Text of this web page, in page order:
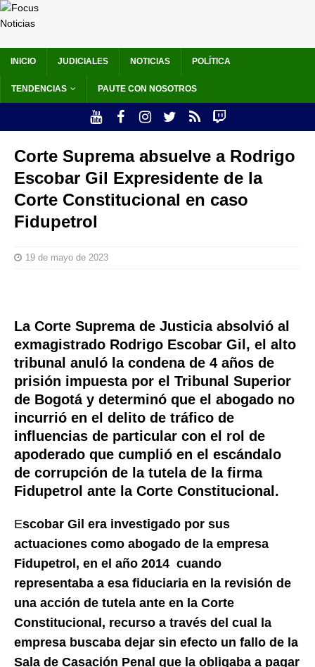
INICIO JUDICIALES NOTICIAS POLÍTICA
TENDENCIAS PAUTE CON NOSOTROS
Corte Suprema absuelve a Rodrigo
Escobar Gil Expresidente de la
Corte Constitucional en caso
Fidupetrol
19 de mayo de 2023
La Corte Suprema de Justicia absolvió al
exmagistrado Rodrigo Escobar Gil, el alto
tribunal anuló la condena de 4 años de
prisión impuesta por el Tribunal Superior
de Bogotá y determinó que el abogado no
incurrió en el delito de tráfico de
influencias de particular con el rol de
apoderado que cumplió en el escándalo
de corrupción de la tutela de la firma
Fidupetrol ante la Corte Constitucional.
Escobar Gil era investigado por sus
actuaciones como abogado de la empresa
Fidupetrol, en el año 2014 cuando
representaba a esa fiduciaria en la revisión de
una acción de tutela ante en la Corte
Constitucional, recurso a través del cual la
empresa buscaba dejar sin efecto un fallo de la
Sala de Casación Penal que la obligaba a pagar